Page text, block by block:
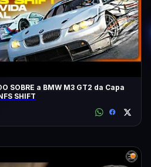
SOBRE a BMW M3 GT2 da Capa
SHIFT